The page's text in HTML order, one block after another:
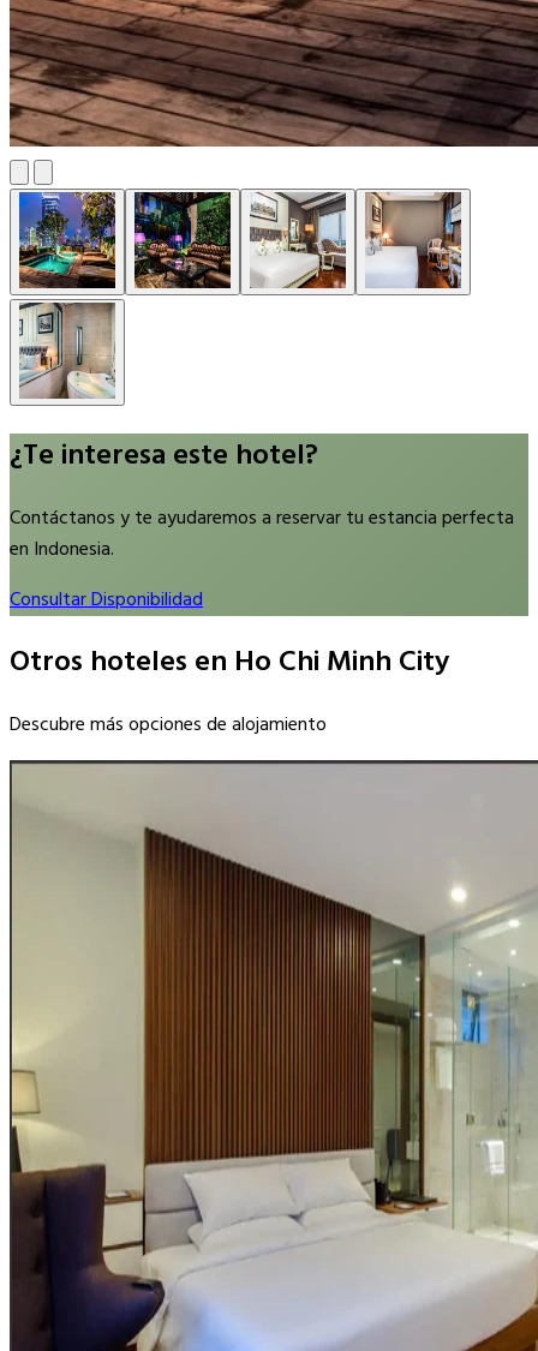
¿Te interesa este hotel?
Contáctanos y te ayudaremos a reservar tu estancia perfecta
en Indonesia.
Consultar Disponibilidad
Otros hoteles en Ho Chi Minh City
Descubre más opciones de alojamiento